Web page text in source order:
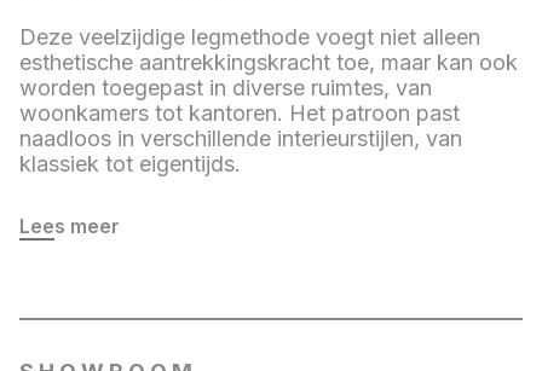
Deze veelzijdige legmethode voegt niet alleen
esthetische aantrekkingskracht toe, maar kan ook
worden toegepast in diverse ruimtes, van
woonkamers tot kantoren. Het patroon past
naadloos in verschillende interieurstijlen, van
klassiek tot eigentijds.
Lees meer